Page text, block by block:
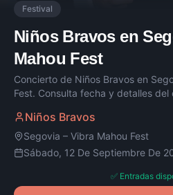
Festival
Niños Bravosen
Mahou Fest
Concierto de Niños Bravos en
Fest. Consulta fecha y detalles del
Niños Bravos
Segovia – Vibra Mahou Fest
Sábado, 12 De Septiembre De
✅ Entradas